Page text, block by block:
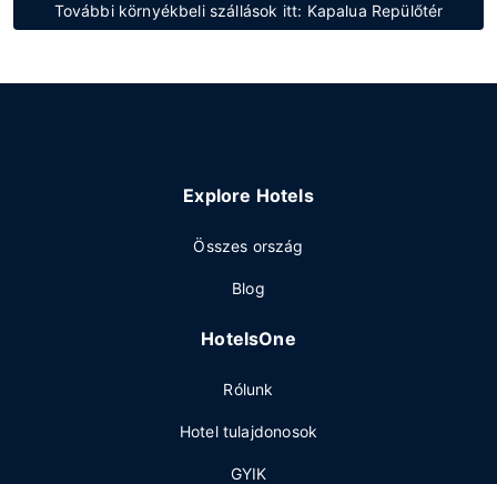
További környékbeli szállások itt: Kapalua Repülőtér
Explore Hotels
Összes ország
Blog
HotelsOne
Rólunk
Hotel tulajdonosok
GYIK